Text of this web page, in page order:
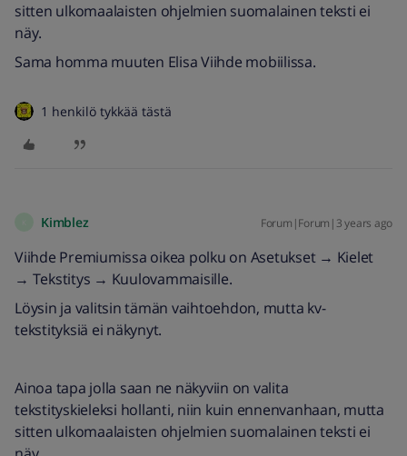
sitten ulkomaalaisten ohjelmien suomalainen teksti ei
näy.
Sama homma muuten Elisa Viihde mobiilissa.
1 henkilö tykkää tästä
Kimblez Forum|Forum|3 years ago
Viihde Premiumissa oikea polku on Asetukset → Kielet
→ Tekstitys → Kuulovammaisille.
Löysin ja valitsin tämän vaihtoehdon, mutta kv-
tekstityksiä ei näkynyt.
Ainoa tapa jolla saan ne näkyviin on valita
tekstityskieleksi hollanti, niin kuin ennenvanhaan, mutta
sitten ulkomaalaisten ohjelmien suomalainen teksti ei